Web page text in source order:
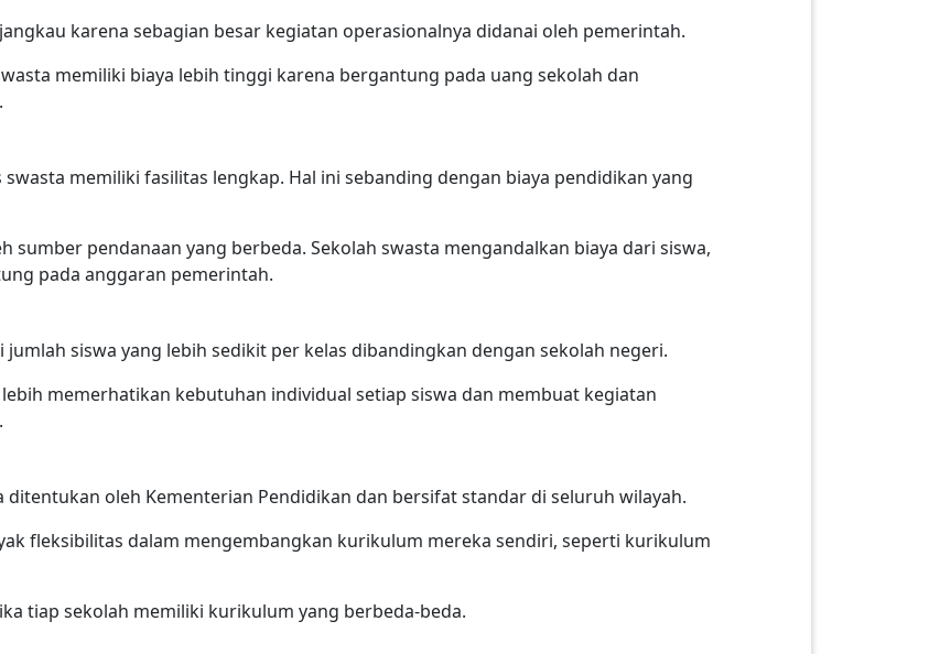
karena sebagian besar kegiatan operasionalnya didanai oleh pemerintah.
memiliki biaya lebih tinggi karena bergantung pada uang sekolah dan
memiliki fasilitas lengkap. Hal ini sebanding dengan biaya pendidikan yang
sumber pendanaan yang berbeda. Sekolah swasta mengandalkan biaya dari siswa,
pada anggaran pemerintah.
siswa yang lebih sedikit per kelas dibandingkan dengan sekolah negeri.
memerhatikan kebutuhan individual setiap siswa dan membuat kegiatan
ditentukan oleh Kementerian Pendidikan dan bersifat standar di seluruh wilayah.
fleksibilitas dalam mengembangkan kurikulum mereka sendiri, seperti kurikulum
tiap sekolah memiliki kurikulum yang berbeda-beda.